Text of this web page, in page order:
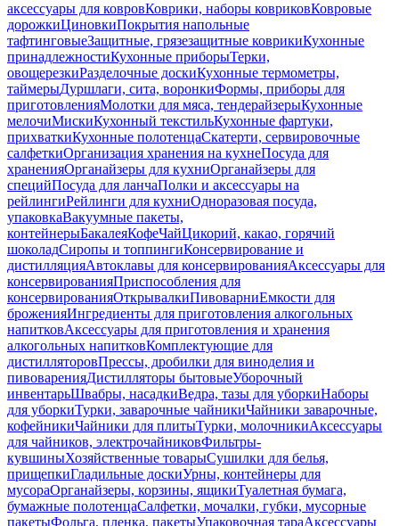
аксессуары для ковровКоврики, наборы ковриковКовровые
дорожкиЦиновкиПокрытия напольные
тафтинговыеЗащитные, грязезащитные коврикиКухонные
принадлежностиКухонные приборыТерки,
овощерезкиРазделочные доскиКухонные термометры,
таймерыДуршлаги, сита, воронкиФормы, приборы для
приготовленияМолотки для мяса, тендерайзерыКухонные
мелочиМискиКухонный текстильКухонные фартуки,
прихваткиКухонные полотенцаСкатерти, сервировочные
салфеткиОрганизация хранения на кухнеПосуда для
храненияОрганайзеры для кухниОрганайзеры для
специйПосуда для ланчаПолки и аксессуары на
рейлингиРейлинги для кухниОдноразовая посуда,
упаковкаВакуумные пакеты,
контейнерыБакалеяКофеЧайЦикорий, какао, горячий
шоколадСиропы и топпингиКонсервирование и
дистилляцияАвтоклавы для консервированияАксессуары для
консервированияПриспособления для
консервированияОткрывалкиПивоварниЕмкости для
броженияИнгредиенты для приготовления алкогольных
напитковАксессуары для приготовления и хранения
алкогольных напитковКомплектующие для
дистилляторовПрессы, дробилки для виноделия и
пивоваренияДистилляторы бытовыеУборочный
инвентарьШвабры, насадкиВедра, тазы для уборкиНаборы
для уборкиТурки, заварочные чайникиЧайники заварочные,
кофейникиЧайники для плитыТурки, молочникиАксессуары
для чайников, электрочайниковФильтры-
кувшиныХозяйственные товарыСушилки для белья,
прищепкиГладильные доскиУрны, контейнеры для
мусораОрганайзеры, корзины, ящикиТуалетная бумага,
бумажные полотенцаСалфетки, мочалки, губки, мусорные
пакетыФольга, пленка, пакетыУпаковочная тараАксессуары